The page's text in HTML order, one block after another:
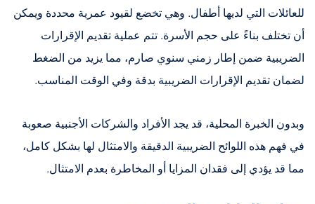
للعائلات التي لديها أطفال. وهي تخضع لقيود عمرية محددة ويمكن
أن تختلف بناءً على حجم الأسرة. تتم عملية تقديم الإقرارات
الضريبية ضمن إطار زمني سنوي صارم، مما يزيد من الضغط
لضمان تقديم الإقرارات الضريبية بدقة وفي الوقت المناسب.
وبدون الخبرة المحلية، قد يجد الأفراد والشركات الأجنبية صعوبة
في فهم هذه اللوائح الضريبية الدقيقة والامتثال لها بشكل كامل،
مما قد يؤدي إلى فقدان المزايا أو المخاطرة بعدم الامتثال.